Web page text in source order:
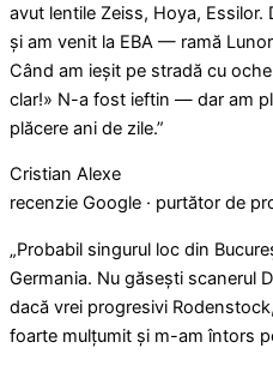
avut lentile Zeiss, Hoya,
și am venit la EBA — ramă
Când am ieșit pe stradă cu
clar!» N-a fost ieftin — dar am
plăcere ani de zile.”
Cristian Alexe
recenzie Google · purtător de
„Probabil singurul loc din
Germania. Nu găsești scanerul
dacă vrei progresivi
foarte mulțumit și m-am întors